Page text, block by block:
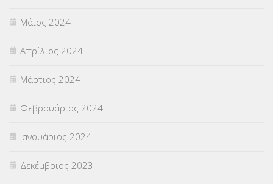
Μάιος 2024
Απρίλιος 2024
Μάρτιος 2024
Φεβρουάριος 2024
Ιανουάριος 2024
Δεκέμβριος 2023